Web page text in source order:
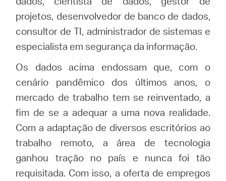
projetos, desenvolvedor de banco de dados,
consultor de TI, administrador de sistemas e
especialista em segurança da informação.
Os dados acima endossam que, com o
cenário pandêmico dos últimos anos, o
mercado de trabalho tem se reinventado, a
fim de se a adequar a uma nova realidade.
Com a adaptação de diversos escritórios ao
trabalho remoto, a área de tecnologia
ganhou tração no país e nunca foi tão
requisitada. Com isso, a oferta de empregos